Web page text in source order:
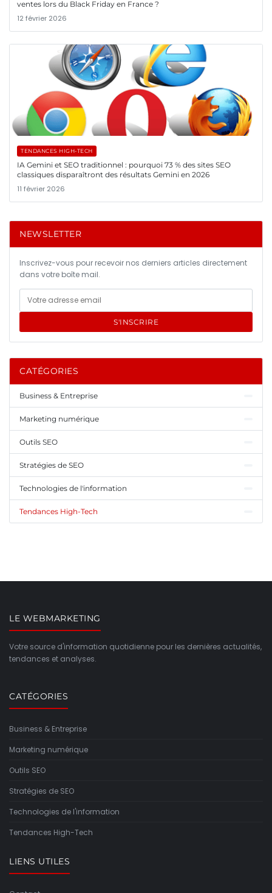
ventes lors du Black Friday en France ?
12 février 2026
TENDANCES HIGH-TECH
IA Gemini et SEO traditionnel : pourquoi 73 % des sites SEO
classiques disparaîtront des résultats Gemini en 2026
11 février 2026
NEWSLETTER
Inscrivez-vous pour recevoir nos derniers articles directement
dans votre boîte mail.
S'INSCRIRE
CATÉGORIES
Business & Entreprise
Marketing numérique
Outils SEO
Stratégies de SEO
Technologies de l'information
Tendances High-Tech
LE WEBMARKETING
Votre source d'information quotidienne pour les dernières actualités,
tendances et analyses.
CATÉGORIES
Business & Entreprise
Marketing numérique
Outils SEO
Stratégies de SEO
Technologies de l'information
Tendances High-Tech
LIENS UTILES